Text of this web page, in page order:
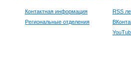
Контактная информация
Региональные отделения
RSS